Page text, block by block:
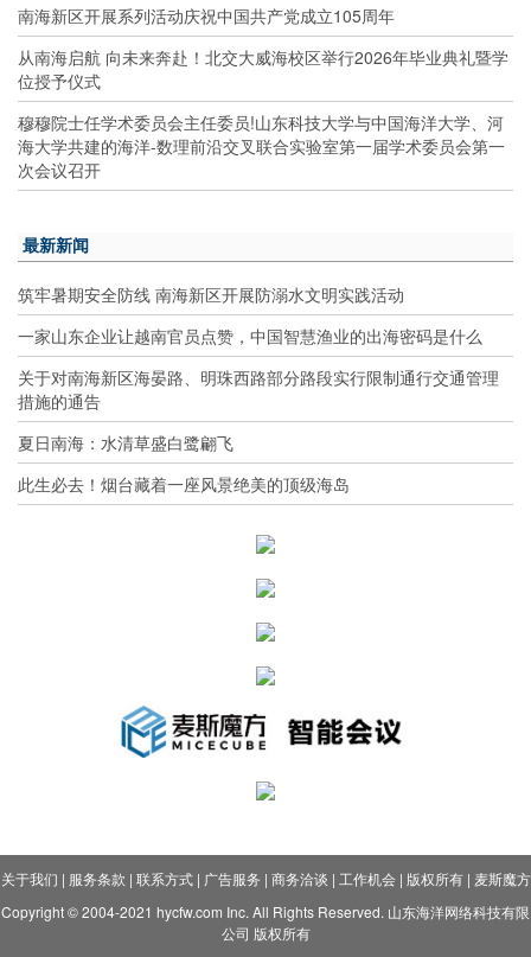
南海新区开展系列活动庆祝中国共产党成立105周年
从南海启航 向未来奔赴！北交大威海校区举行2026年毕业典礼暨学
位授予仪式
穆穆院士任学术委员会主任委员!山东科技大学与中国海洋大学、河
海大学共建的海洋-数理前沿交叉联合实验室第一届学术委员会第一
次会议召开
最新新闻
筑牢暑期安全防线 南海新区开展防溺水文明实践活动
一家山东企业让越南官员点赞，中国智慧渔业的出海密码是什么
关于对南海新区海晏路、明珠西路部分路段实行限制通行交通管理
措施的通告
夏日南海：水清草盛白鹭翩飞
此生必去！烟台藏着一座风景绝美的顶级海岛
关于我们 | 服务条款 | 联系方式| 广告服务 | 商务洽谈 | 工作机会| 版权所有| 麦斯魔方
Copyright © 2004-2021 hycfw.com Inc. All Rights Reserved. 山东海洋网络科技有限
公司 版权所有